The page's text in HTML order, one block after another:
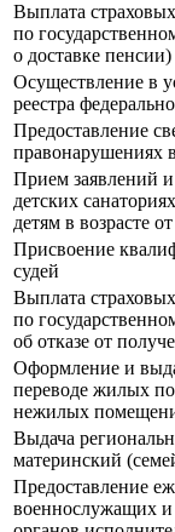
Выплата
по
о доставке пенсии)
Осуществление в
реестра
Предоставление
правонарушениях
Прием заявлений и
детских
детям в возрасте
Присвоение
судей
Выплата
по
об отказе от
Оформление и
переводе жилых
нежилых
Выдача
материнский
Предоставление
военнослужащих и